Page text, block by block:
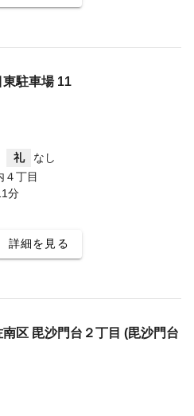
東駐車場 11
礼
なし
４丁目
分
詳細を見る
区 毘沙門台２丁目 (毘沙門台